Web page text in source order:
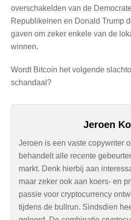
overschakelden van de
Republikeinen en Donald Trump
gaven om zeker enkele van de
winnen.
Wordt Bitcoin het volgende
schandaal?
Jeroen
Jeroen is een vaste copywriter
behandelt alle recente
markt. Denk hierbij aan
maar zeker ook aan koers- en
passie voor cryptocurrency
tijdens de bullrun. Sindsdien